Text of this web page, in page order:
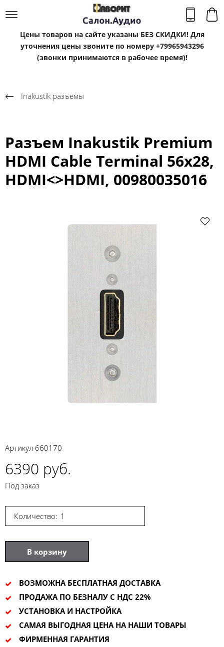
Цены товаров на сайте указаны БЕЗ СКИДКИ! Для
уточнения цены звоните по номеру +79965943296
(звонки принимаются в рабочее время)!
Inakustik разъёмы
Разъем Inakustik Premium
HDMI Cable Terminal 56x28,
HDMI<>HDMI, 00980035016
Артикул 660170
6390 руб.
Под заказ
Количество:
В корзину
ВОЗМОЖНА БЕСПЛАТНАЯ ДОСТАВКА
ПРОДАЖА ПО БЕЗНАЛУ С НДС 22%
УСТАНОВКА И НАСТРОЙКА
САМАЯ ВЫГОДНАЯ ЦЕНА НА НАШИ ТОВАРЫ
ФИРМЕННАЯ ГАРАНТИЯ